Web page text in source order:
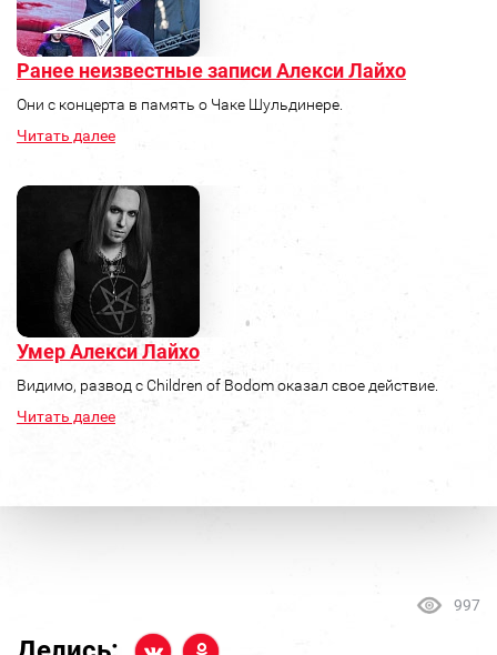
Ранее неизвестные записи Алекси Лайхо
Они с концерта в память о Чаке Шульдинере.
Читать далее
Умер Алекси Лайхо
Видимо, развод с Children of Bodom оказал свое действие.
Читать далее
997